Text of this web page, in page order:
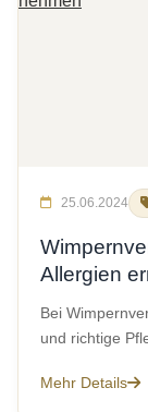
25.06.2024
Allergien
Bei
und richtige
Mehr Details